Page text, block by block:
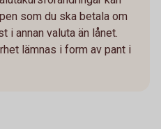
som du ska betala om
i annan valuta än lånet.
lämnas i form av pant i